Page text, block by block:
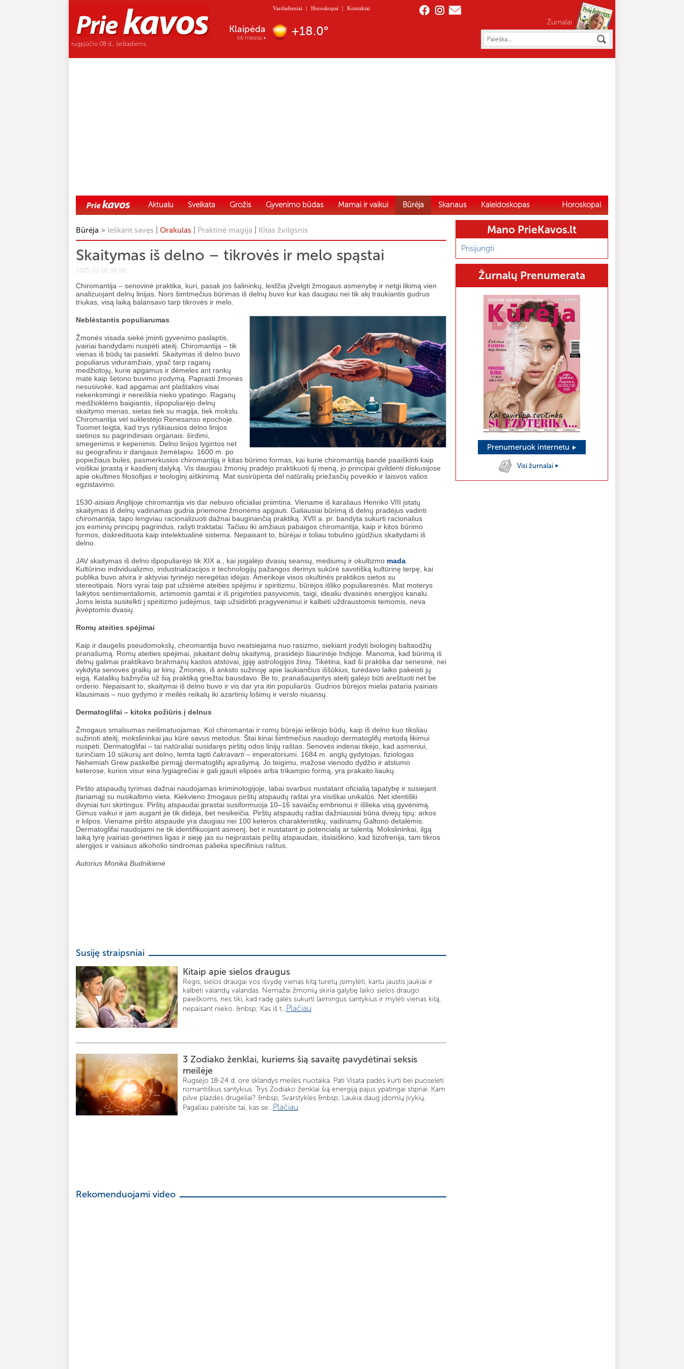
rugpjūčio 08 d., šeštadienis
Vardadieniai | Horoskopai | Kontaktai
Nida
kiti miestai +17.0°
Žurnalai
Aktualu Sveikata Grožis Gyvenimo būdas Mamai ir vaikui Būrėja Skanaus Kaleidoskopas Horoskopai
Būrėja > Ieškant savęs Orakulas Praktinė magija Kitas žvilgsnis
Skaitymas iš delno – tikrovės ir melo spąstai
2025-02-05 09:00
Chiromantija – senovinė praktika, kuri, pasak jos šalininkų, leidžia įžvelgti žmogaus asmenybę ir netgi likimą vien
analizuojant delnų linijas. Nors šimtmečius būrimas iš delnų buvo kur kas daugiau nei tik akį traukiantis gudrus
triukas, visą laiką balansavo tarp tikrovės ir melo.
Neblėstantis populiarumas
Žmonės visada siekė įminti gyvenimo paslaptis,
įvairiai bandydami nuspėti ateitį. Chiromantija – tik
vienas iš būdų tai pasiekti. Skaitymas iš delno buvo
populiarus viduramžiais, ypač tarp raganų
medžiotojų, kurie apgamus ir dėmeles ant rankų
matė kaip šėtono buvimo įrodymą. Paprasti žmonės
nesusivokė, kad apgamai ant plaštakos visai
nekenksmingi ir nereiškia nieko ypatingo. Raganų
medžioklėms baigiantis, išpopuliarėjo delnų
skaitymo menas, sietas tiek su magija, tiek mokslu.
Chiromantija vėl suklestėjo Renesanso epochoje.
Tuomet teigta, kad trys ryškiausios delno linijos
sietinos su pagrindiniais organais: širdimi,
smegenimis ir kepenimis. Delno linijos lygintos net
su geografiniu ir dangaus žemėlapiu. 1600 m. po
popiežiaus bulės, pasmerkusios chiromantiją ir kitas būrimo formas, kai kurie chiromantiją bandė paaiškinti kaip
visiškai įprastą ir kasdienį dalyką. Vis daugiau žmonių pradėjo praktikuoti šį meną, jo principai gvildenti diskusijose
apie okultines filosofijas ir teologinį aiškinimą. Mat susirūpinta dėl natūralių priežasčių poveikio ir laisvos valios
egzistavimo.
1530-aisiais Anglijoje chiromantija vis dar nebuvo oficialiai priimtina. Viename iš karaliaus Henriko VIII įstatų
skaitymas iš delnų vadinamas gudria priemone žmonėms apgauti. Galiausiai būrimą iš delnų pradėjus vadinti
chiromantija, tapo lengviau racionalizuoti dažnai bauginančią praktiką. XVII a. pr. bandyta sukurti racionalius
jos esminių principų pagrindus, rašyti traktatai. Tačiau iki amžiaus pabaigos chiromantija, kaip ir kitos būrimo
formos, diskredituota kaip intelektualinė sistema. Nepaisant to, būrėjai ir toliau tobulino įgūdžius skaitydami iš
delno.
JAV skaitymas iš delno išpopuliarėjo tik XIX a., kai įsigalėjo dvasių seansų, mediumų ir okultizmo mada
Kultūrinio individualizmo, industrializacijos ir technologijų pažangos derinys sukūrė savotišką kultūrinę terpę, kai
publika buvo atvira ir aktyviai tyrinėjo neregėtas idėjas. Amerikoje visos okultinės praktikos sietos su
stereotipais. Nors vyrai taip pat užsiėmė ateities spėjimu ir spiritizmu, būrėjos išliko populiaresnės. Mat moterys
laikytos sentimentaliomis, artimomis gamtai ir iš prigimties pasyviomis, taigi, idealiu dvasinės energijos kanalu.
Joms leista susitelkti į spiritizmo judėjimus, taip užsidirbti pragyvenimui ir kalbėti uždraustomis temomis, neva
įkvėptomis dvasių.
Romų ateities spėjimai
Kaip ir daugelis pseudomokslų, chiromantija buvo neatsiejama nuo rasizmo, siekiant įrodyti biologinį baltaodžių
pranašumą. Romų ateities spėjimai, įskaitant delnų skaitymą, prasidėjo šiaurinėje Indijoje. Manoma, kad būrimą iš
delnų galimai praktikavo brahmanų kastos atstovai, įgiję astrologijos žinių. Tikėtina, kad ši praktika dar senesnė, nei
vykdyta senovės graikų ar kinų. Žmonės, iš anksto sužinoję apie laukiančius iššūkius, turėdavo laiko pakeisti jų
eigą. Katalikų bažnyčia už šią praktiką griežtai bausdavo. Be to, pranašaujantys ateitį galėjo būti areštuoti net be
orderio. Nepaisant to, skaitymai iš delno buvo ir vis dar yra itin populiarūs. Gudrios būrėjos mielai pataria įvairiais
klausimais – nuo gydymo ir meilės reikalų iki azartinių lošimų ir verslo niuansų.
Dermatoglifai – kitoks požiūris į delnus
Žmogaus smalsumas neišmatuojamas. Kol chiromantai ir romų būrėjai ieškojo būdų, kaip iš delno kuo tiksliau
sužinoti ateitį, mokslininkai jau kūrė savus metodus. Štai kinai šimtmečius naudojo dermatoglifų metodą likimui
nuspėti. Dermatoglifai – tai natūraliai susidaręs pirštų odos linijų raštas. Senovės indėnai tikėjo, kad asmeniui,
turinčiam 10 sūkurių ant delno, lemta tapti čakravarti– imperatoriumi. 1684 m. anglų gydytojas, fiziologas
Nehemiah Grew paskelbė pirmąjį dermatoglifų aprašymą. Jo teigimu, mažose vienodo dydžio ir atstumo
keterose, kurios visur eina lygiagrečiai ir gali įgauti elipsės arba trikampio formą, yra prakaito liaukų.
Piršto atspaudų tyrimas dažnai naudojamas kriminologijoje, labai svarbus nustatant oficialią tapatybę ir susiejant
įtariamąjį su nusikaltimo vieta. Kiekvieno žmogaus pirštų atspaudų raštai yra visiškai unikalūs. Net identiški
dvyniai turi skirtingus. Pirštų atspaudai įprastai susiformuoja 10–16 savaičių embrionui ir išlieka visą gyvenimą.
Gimus vaikui ir jam augant jie tik didėja, bet nesikeičia. Pirštų atspaudų raštai dažniausiai būna dviejų tipų: arkos
ir kilpos. Viename piršto atspaude yra daugiau nei 100 keteros charakteristikų, vadinamų Galtono detalėmis.
Dermatoglifai naudojami ne tik identifikuojant asmenį, bet ir nustatant jo potencialą ar talentą. Mokslininkai, ilgą
laiką tyrę įvairias genetines ligas ir sieję jas su neįprastais pirštų atspaudais, išsiaiškino, kad šizofrenija, tam tikros
alergijos ir vaisiaus alkoholio sindromas palieka specifinius raštus.
Autorius Monika Budnikienė
Susiję straipsniai
Kitaip apie sielos draugus
Regis, sielos draugai vos išvydę vienas kitą turėtų įsimylėti, kartu jaustis jaukiai ir
kalbėti valandų valandas. Nemažai žmonių skiria galybę laiko sielos draugo
paieškoms, nes tiki, kad radę galės sukurti laimingus santykius ir mylėti vienas kitą,
nepaisant nieko. &nbsp; Kas iš t...Plačiau
3 Zodiako ženklai, kuriems šią savaitę pavydėtinai seksis
meilėje
Rugsėjo 18-24 d. ore sklandys meilės nuotaika. Pati Visata padės kurti bei puoselėti
romantiškus santykius. Trys Zodiako ženklai šią energiją pajus ypatingai stipriai. Kam
pilve plazdės drugeliai? &nbsp; Svarstyklės &nbsp; Laukia daug įdomių įvykių.
Pagaliau paleisite tai, kas se...Plačiau
Rekomenduojami video
Mano PrieKavos.lt
Prisijungti
Žurnalų Prenumerata
Prenumeruok internetu
Visi žurnalai